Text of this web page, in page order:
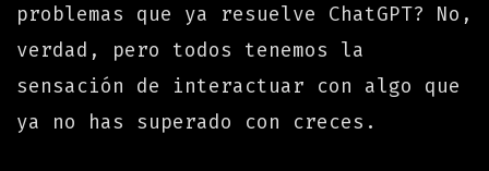
problemas que ya resuelve ChatGPT? No,
verdad, pero todos tenemos la
sensación de interactuar con algo que
ya no has superado con creces.